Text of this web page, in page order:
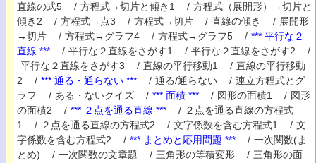
直線の式5
/ 方程式→切片と傾き1 / 方程式（展開形）→切片と
傾き2
/ 方程式→点3 / 方程式→切片 / 直線の傾き / 展開形
→切片
/ 方程式→グラフ4 / 方程式→グラフ5 / *** 平行な２
直線 ***
/ 平行な２直線をさがす1 / 平行な２直線をさがす2
/
平行な２直線をさがす3
/ 直線の平行移動1 / 直線の平行移動
2
/ *** 通る・通らない *** / 通る/通らない / 連立方程式とグ
ラフ
/ ある・ないクイズ / *** 面積 *** / 図形の面積1 / 図形
の面積2
/ *** ２点を通る直線 *** / ２点を通る直線の方程式
1
/ ２点を通る直線の方程式2 / 文字係数を含む方程式1 / 文
字係数を含む方程式2
/ *** まとめと応用問題 *** / 一次関数(ま
とめ)
/ 一次関数の文章題 / 三角形の等積変形 / 三角形の面